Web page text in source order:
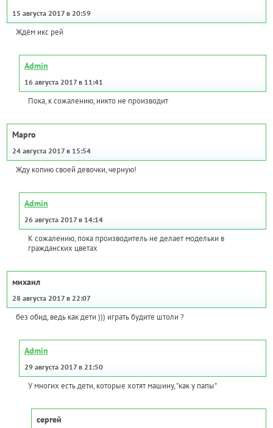
15 августа 2017 в 20:59
Ждём икс рей
Admin
16 августа 2017 в 11:41
Пока, к сожалению, никто не производит
Марго
24 августа 2017 в 15:54
Жду копию своей девочки, черную!
Admin
26 августа 2017 в 14:14
К сожалению, пока производитель не делает модельки в
гражданских цветах
михаил
28 августа 2017 в 22:07
без обид, ведь как дети ))) играть будите штоли ?
Admin
29 августа 2017 в 21:50
У многих есть дети, которые хотят машину, "как у папы"
сергей